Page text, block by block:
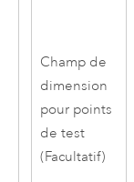
Champ de
dimension
pour points
de test
(Facultatif)